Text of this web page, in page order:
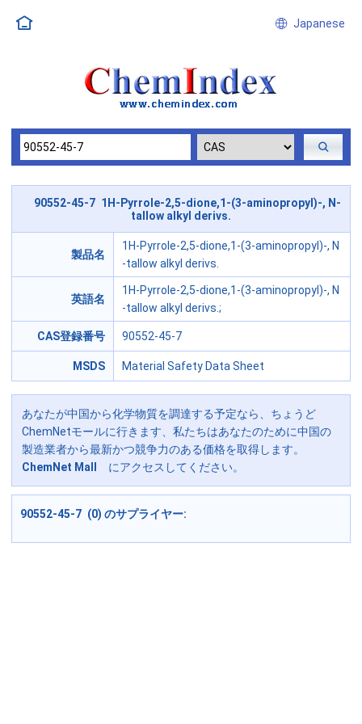
Japanese
90552-45-7 1H-Pyrrole-2,5-dione,1-(3-aminopropyl)-, N-
tallow alkyl derivs.
製品名
1H-Pyrrole-2,5-dione,1-(3-aminopropyl)-, N
-tallow alkyl derivs.
英語名
1H-Pyrrole-2,5-dione,1-(3-aminopropyl)-, N
-tallow alkyl derivs.;
CAS登録番号 90552-45-7
MSDS Material Safety Data Sheet
あなたが中国から化学物質を調達する予定なら、ちょうど
ChemNetモールに行きます、私たちはあなたのために中国の
製造業者から最新かつ競争力のある価格を取得します。
ChemNet Mall
にアクセスしてください。
90552-45-7 (0) のサプライヤー: